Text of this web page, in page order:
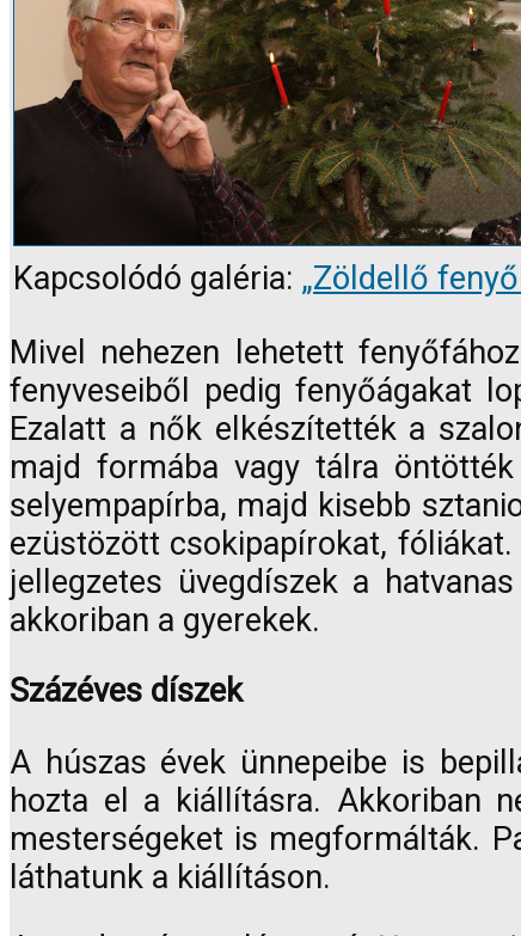
Kapcsolódó galéria: „Zöldellő
Mivel nehezen lehetett
fenyveseiből pedig fenyőágakat
Ezalatt a nők elkészítették a
majd formába vagy tálra
selyempapírba, majd kisebb
ezüstözött csokipapírokat,
jellegzetes üvegdíszek a
akkoriban a gyerekek.
Százéves díszek
A húszas évek ünnepeibe is
hozta el a kiállításra. Akkoriban
mesterségeket is megformálták.
láthatunk a kiállításon.